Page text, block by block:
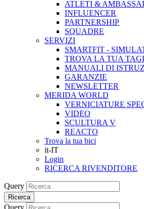
ATLETI &
INFLUENCER
PARTNERSHIP
SQUADRE
SERVIZI
SMARTFIT -
TROVA LA TUA
MANUALI DI
GARANZIE
NEWSLETTER
MERIDA WORLD
VERNICIATURE
VIDEO
SCULTURA V
REACTO
Trova la tua bici
it-IT
Login
RICERCA RIVENDITORE
Query
Ricerca
Query